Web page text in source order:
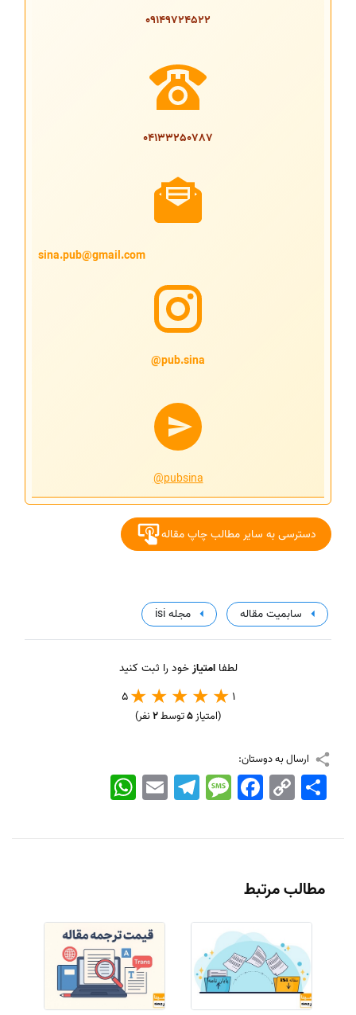
09149724522
04133250787
sina.pub@gmail.com
pub.sina@
@pubsina
دسترسی به سایر مطالب چاپ مقاله
سابمیت مقاله مجله isi
لطفاامتیازخود را ثبت کنید
1
5
(امتیاز5توسط2نفر)
ارسال به دوستان:
WhatsApp EmailTelegramMessageFacebook Copy
Link
اشتراک
مطالب مرتبط